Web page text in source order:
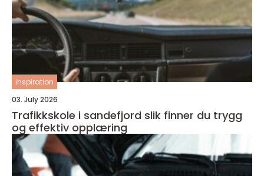
inspiration
03. July 2026
Trafikkskole i sandefjord slik finner du trygg
og effektiv opplæring